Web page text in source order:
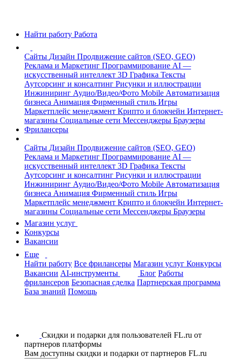
Найти работу Работа
Сайты Дизайн Продвижение сайтов (SEO, GEO)
Реклама и Маркетинг Программирование AI —
искусственный интеллект 3D Графика Тексты
Аутсорсинг и консалтинг Рисунки и иллюстрации
Инжиниринг Аудио/Видео/Фото Mobile Автоматизация
бизнеса Анимация Фирменный стиль Игры
Маркетплейс менеджмент Крипто и блокчейн Интернет-
магазины Социальные сети Мессенджеры Браузеры
Фрилансеры
Сайты Дизайн Продвижение сайтов (SEO, GEO)
Реклама и Маркетинг Программирование AI —
искусственный интеллект 3D Графика Тексты
Аутсорсинг и консалтинг Рисунки и иллюстрации
Инжиниринг Аудио/Видео/Фото Mobile Автоматизация
бизнеса Анимация Фирменный стиль Игры
Маркетплейс менеджмент Крипто и блокчейн Интернет-
магазины Социальные сети Мессенджеры Браузеры
Магазин услуг
Конкурсы
Вакансии
Еще
Найти работу Все фрилансеры Магазин услуг Конкурсы
Вакансии AI-инструменты Блог Работы
фрилансеров Безопасная сделка Партнерская программа
База знаний Помощь
Скидки и подарки для пользователей FL.ru от
партнеров платформы
Вам доступны скидки и подарки от партнеров FL.ru